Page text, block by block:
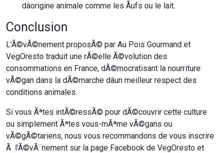
dâorigine animale comme les Åufs ou le lait.
Conclusion
L’Ã©vÃ©nement proposÃ© par Au Pois Gourmand et
VegOresto traduit une rÃ©elle Ã©volution des
consommations en France, dÃ©mocratisant la nourriture
vÃ©gan dans la dÃ©marche dâun meilleur respect des
conditions animales.
Si vous Ãªtes intÃ©ressÃ© pour dÃ©couvrir cette culture
ou simplement Ãªtes vous-mÃªme vÃ©gans ou
vÃ©gÃ©tariens, nous vous recommandons de vous inscrire
Ã l’Ã©vÃ¨nement sur la page Facebook de VegOresto et